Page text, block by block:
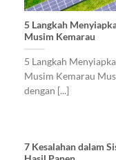
5 Langkah
Musim Kemarau
5 Langkah
Musim Kemarau
dengan [...]
7 Kesalahan dalam